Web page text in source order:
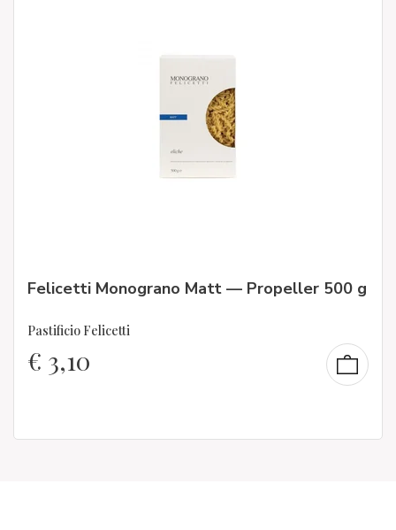
Felicetti Monograno Matt — Propeller 500 g
Pastificio Felicetti
€ 3,10